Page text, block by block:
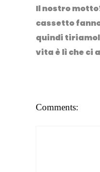
Il nostro
cassetto
quindi
vita è lì che ci
Comments: